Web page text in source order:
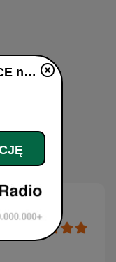
RADIO NIESIOŁOWICE na żywo